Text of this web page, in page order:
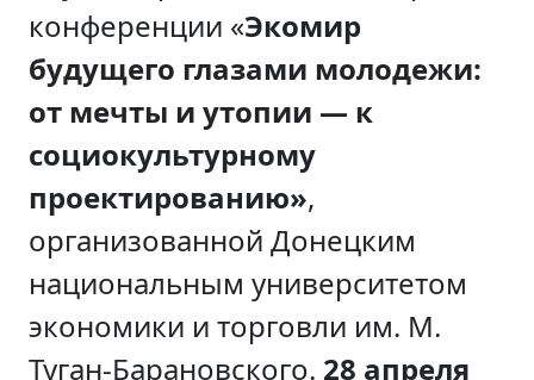
конференции «Экомир
будущего глазами молодежи:
от мечты и утопии — к
социокультурному
проектированию»,
организованной Донецким
национальным университетом
экономики и торговли им. М.
Туган-Барановского. 28 апреля